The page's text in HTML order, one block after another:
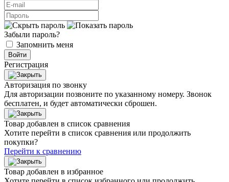
Забыли пароль?
Запомнить меня
Войти
Регистрация
Авторизация по звонку
Для авторизации позвоните по указанному номеру. Звонок
бесплатен, и будет автоматически сброшен.
Товар добавлен в список сравнения
Хотите перейти в список сравнения или продолжить
покупки?
Перейти к сравнению
Товар добавлен в избранное